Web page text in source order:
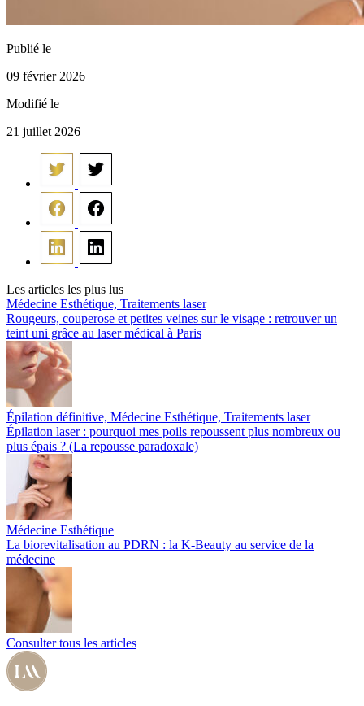
Publié le
09 février 2026
Modifié le
21 juillet 2026
Les articles les plus lus
Médecine Esthétique, Traitements laser
Rougeurs, couperose et petites veines sur le visage : retrouver un
teint uni grâce au laser médical à Paris
Épilation définitive, Médecine Esthétique, Traitements laser
Épilation laser : pourquoi mes poils repoussent plus nombreux ou
plus épais ? (La repousse paradoxale)
Médecine Esthétique
La biorevitalisation au PDRN : la K-Beauty au service de la
médecine
Consulter tous les articles